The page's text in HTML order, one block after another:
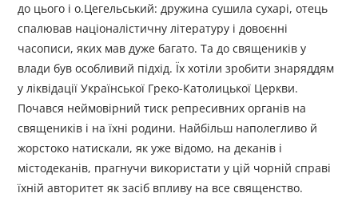
до цього і о.Цегельський: дружина сушила сухарі, отець
спалював націоналістичну літературу і довоєнні
часописи, яких мав дуже багато. Та до священиків у
влади був особливий підхід. Їх хотіли зробити знаряддям
у ліквідації Української Греко-Католицької Церкви.
Почався неймовірний тиск репресивних органів на
священиків і на їхні родини. Найбільш наполегливо й
жорстоко натискали, як уже відомо, на деканів і
містодеканів, прагнучи використати у цій чорній справі
їхній авторитет як засіб впливу на все священство.